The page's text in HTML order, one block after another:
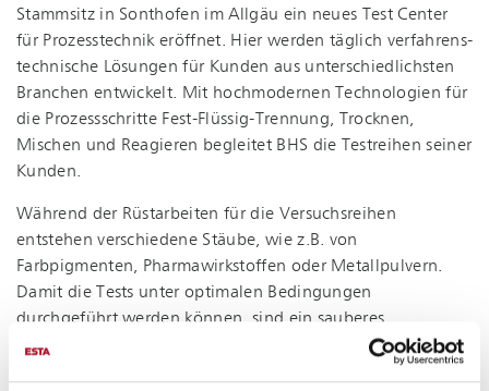
Stammsitz in Sonthofen im Allgäu ein neues Test Center
für Prozesstechnik eröffnet. Hier werden täglich ver­fah­rens­
tech­ni­sche Lösungen für Kunden aus un­ter­schied­lichs­ten
Branchen entwickelt. Mit hochmodernen Technologien für
die Prozessschritte Fest-Flüs­sig-Tren­nung, Trocknen,
Mischen und Reagieren begleitet BHS die Testreihen seiner
Kunden.
Während der Rüstarbeiten für die Versuchsreihen
entstehen verschiedene Stäube, wie z.B. von
Farbpigmenten, Phar­ma­wirk­stof­fen oder Metallpulvern.
Damit die Tests unter optimalen Bedingungen
durchgeführt werden können, sind ein sauberes
Arbeitsumfeld, reine Luft und ATEX-Kon­for­mi­tät